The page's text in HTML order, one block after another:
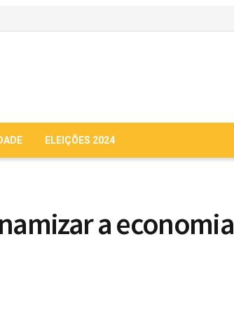
ELEIÇÕES 2024
a economia